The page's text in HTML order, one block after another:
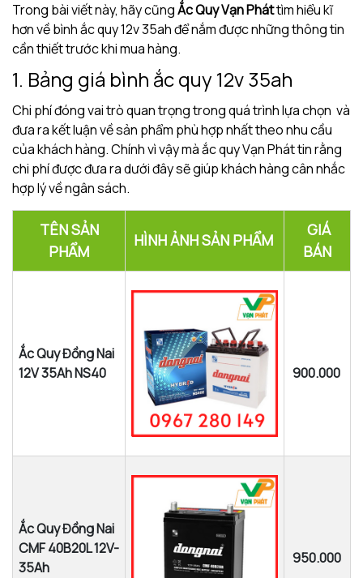
Trong bài viết này, hãy cũngẮc Quy Vạn Pháttìm hiểu kĩ
hơn về bình ắc quy 12v 35ah để nắm được những thông tin
cần thiết trước khi mua hàng.
1. Bảng giá bình ắc quy 12v 35ah
Chi phí đóng vai trò quan trọng trong quá trình lựa chọn và
đưa ra kết luận về sản phẩm phù hợp nhất theo nhu cầu
của khách hàng. Chính vì vậy mà ắc quy Vạn Phát tin rằng
chi phí được đưa ra dưới đây sẽ giúp khách hàng cân nhắc
hợp lý về ngân sách.
TÊN SẢN
PHẨM
HÌNH ẢNH SẢN PHẨM
GIÁ
BÁN
Ắc Quy Đồng Nai
12V 35Ah NS40
900.000
Ắc Quy Đồng Nai
CMF 40B20L 12V-
35Ah
950.000